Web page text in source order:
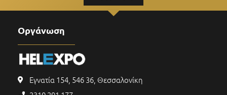
Οργάνωση
Εγνατία 154, 546 36, Θεσσαλονίκη